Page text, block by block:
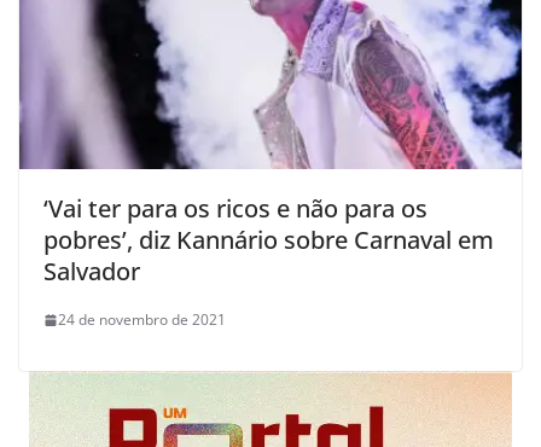
‘Vai ter para os ricos e não para os
pobres’, diz Kannário sobre Carnaval em
Salvador
24 de novembro de 2021